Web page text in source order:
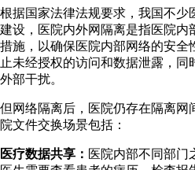
根据国家法律法规要求，我国不少
建设，医院内外网隔离是指医院内
措施，以确保医院内部网络的安全
止未经授权的访问和数据泄露，
外部干扰。
但网络隔离后，医院仍存在隔离网
院文件交换场景包括：
医疗数据共享： 医院内部不同部门